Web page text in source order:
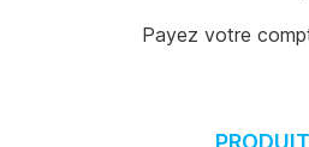
Payez votre